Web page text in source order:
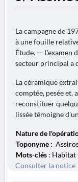
La campagne de
à une fouille
Étude. — L'examen
secteur principal a
La céramique
comptée, pesée et,
reconstituer
lissée témoigne
Nature de
Toponyme :
Mots-clés : Habitat
Consulter la notice